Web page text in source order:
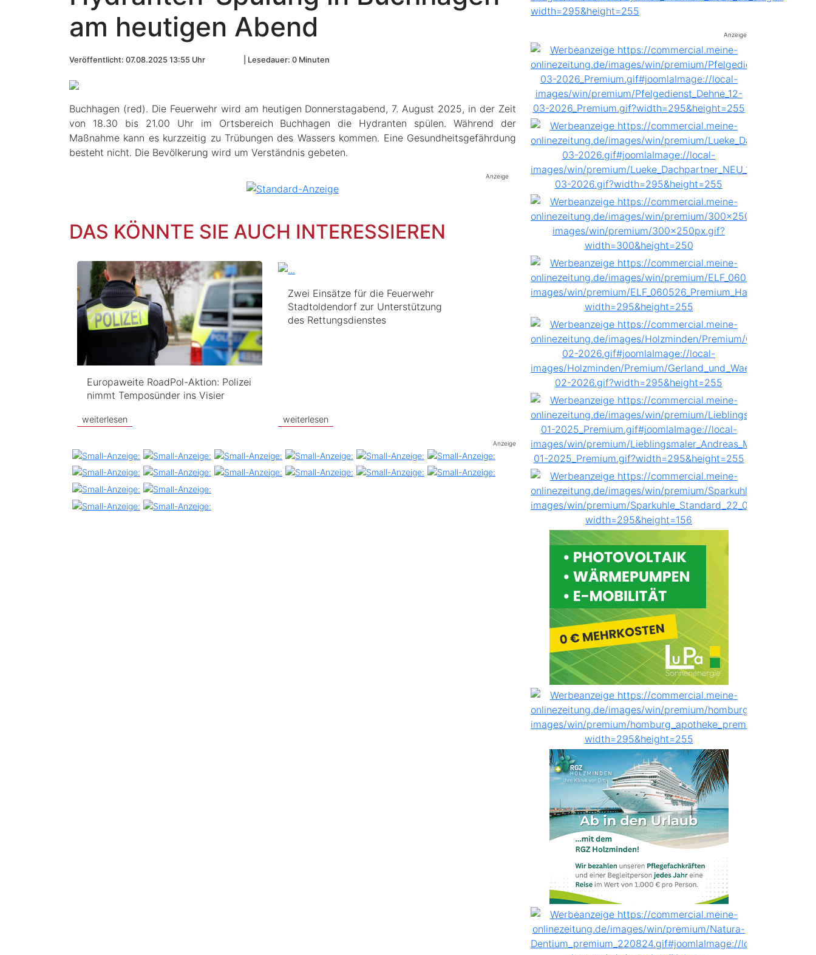
am heutigen Abend
Veröffentlicht: 07.08.2025 13:55 Uhr Lesedauer: 0 Minuten
Buchhagen (red). Die Feuerwehr wird am heutigen Donnerstagabend, 7. August 2025, in der Zeit
von 18.30 bis 21.00 Uhr im Ortsbereich Buchhagen die Hydranten spülen. Während der
Maßnahme kann es kurzzeitig zu Trübungen des Wassers kommen. Eine Gesundheitsgefährdung
besteht nicht. Die Bevölkerung wird um Verständnis gebeten.
Anzeige
DAS KÖNNTE SIE AUCH INTERESSIEREN
Europaweite RoadPol-Aktion: Polizei
nimmt Temposünder ins Visier
weiterlesen
Zwei Einsätze für die Feuerwehr
Stadtoldendorf zur Unterstützung
des Rettungsdienstes
weiterlesen
Anzeige
Anzeige